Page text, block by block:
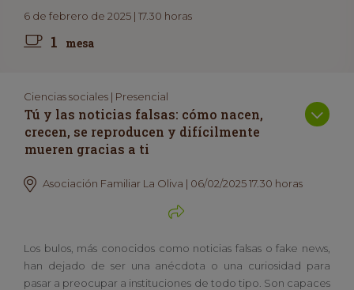
6 de febrero de 2025 | 17.30 horas
1 mesa
Ciencias sociales | Presencial
Tú y las noticias falsas: cómo nacen,
crecen, se reproducen y difícilmente
mueren gracias a ti
Asociación Familiar La Oliva | 06/02/2025 17.30 horas
Los bulos, más conocidos como noticias falsas o fake news,
han dejado de ser una anécdota o una curiosidad para
pasar a preocupar a instituciones de todo tipo. Son capaces